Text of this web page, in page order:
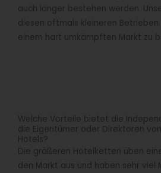
auch länger bestehen werden.
diesen oftmals kleineren Betrieben
einem hart umkämpften Markt zu
Welche Vorteile bietet die
die Eigentümer oder Direktoren
Hotels?
Die größeren Hotelketten üben
den Markt aus und haben sehr viel